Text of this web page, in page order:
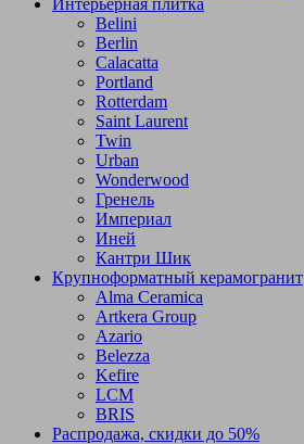
Belini
Berlin
Calacatta
Portland
Rotterdam
Saint Laurent
Twin
Urban
Wonderwood
Гренель
Империал
Иней
Кантри Шик
Крупноформатный керамогранит
Alma Ceramica
Artkera Group
Azario
Belezza
Kefire
LCM
BRIS
Распродажа, скидки до 50%